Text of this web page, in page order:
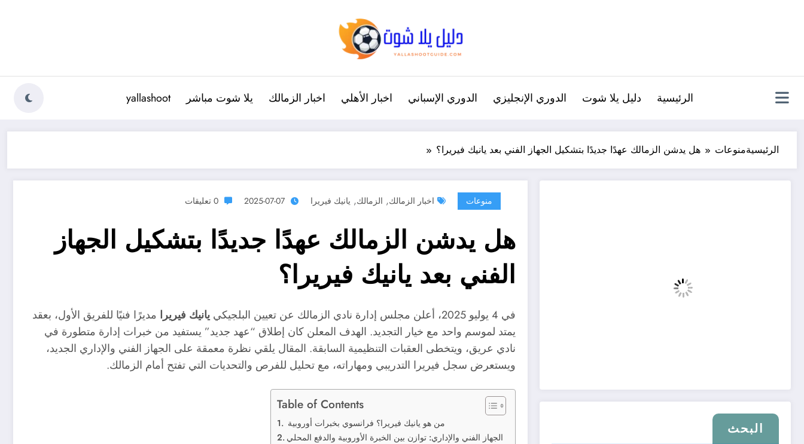
الرئيسية دليل يلا شوت الدوري الإنجليزي الدوري الإسباني اخبار الأهلي اخبار الزمالك يلا شوت مباشر yallashoot
الرئيسيةمنوعات هل يدشن الزمالك عهدًا جديدًا بتشكيل الجهاز الفني بعد يانيك فيريرا؟
البحث
منوعات اخبار الزمالك, الزمالك, يانيك فيريرا 2025-07-07 0 تعليقات
هل يدشن الزمالك عهدًا جديدًا بتشكيل الجهاز
الفني بعد يانيك فيريرا؟
في 4 يوليو 2025، أعلن مجلس إدارة نادي الزمالك عن تعيين البلجيكي يانيك فيريرا مديرًا فنيًا للفريق الأول، بعقد
يمتد لموسم واحد مع خيار التجديد. الهدف المعلن كان إطلاق “عهد جديد” يستفيد من خبرات إدارة متطورة في
نادي عريق، ويتخطى العقبات التنظيمية السابقة. المقال يلقي نظرة معمقة على الجهاز الفني والإداري الجديد،
ويستعرض سجل فيريرا التدريبي ومهاراته، مع تحليل للفرص والتحديات التي تفتح أمام الزمالك.
Table of Contents
من هو يانيك فيريرا؟ فرانسوي بخبرات أوروبية
الجهاز الفني والإداري: توازن بين الخبرة الأوروبية والدفع المحلي